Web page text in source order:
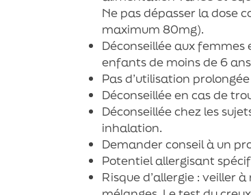
Ne pas dépasser la dose
maximum 80mg).
Déconseillée aux
enfants de moins de 6
Pas d’utilisation
Déconseillée en cas de
Déconseillée chez les
inhalation.
Demander conseil à un
Potentiel allergisant
Risque d’allergie : veiller